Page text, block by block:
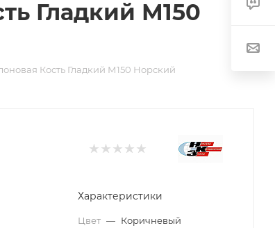
Гладкий М150
Кость Гладкий М150 Норский
Характеристики
Цвет — Коричневый